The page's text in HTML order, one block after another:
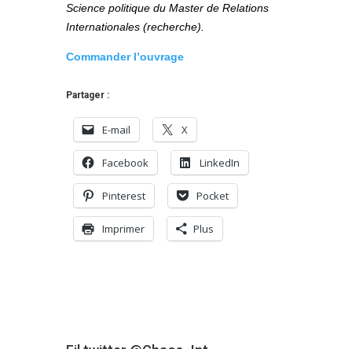
Science politique du Master de Relations
Internationales (recherche).
Commander l’ouvrage
Partager :
E-mail X
Facebook LinkedIn
Pinterest Pocket
Imprimer Plus